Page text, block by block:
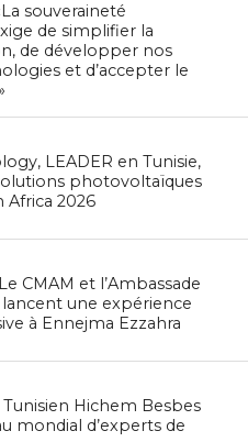
souveraineté
de simplifier la
de développer nos
et d’accepter le
LEADER en Tunisie,
photovoltaïques
Africa 2026
CMAM et l’Ambassade
lancent une expérience
à Ennejma Ezzahra
Tunisien Hichem Besbes
mondial d’experts de